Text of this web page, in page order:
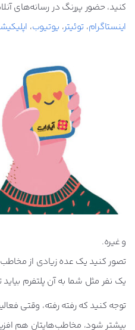
کنید، حضور پررنگ در رسانه‌های
اینستاگرام، توئیتر، یوتیوب،
و غیره.
تصور کنید یک عده زیادی از
یک نفر مثل شما به آن پلتفرم بیاید
توجه کنید که رفته رفته، وقتی
بیشتر شود، مخاطب‌هایتان هم